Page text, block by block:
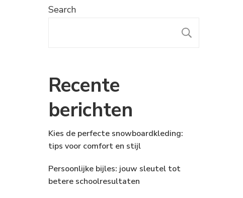
Search
Recente
berichten
Kies de perfecte snowboardkleding:
tips voor comfort en stijl
Persoonlijke bijles: jouw sleutel tot
betere schoolresultaten